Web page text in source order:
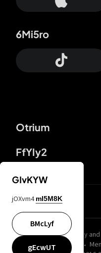
Otrium
FfYIy2
6Mi5ro
wZQPfd Privacy
nLC6tu
GIvKYW
jOXvm4 mI5M8K
BMcLyf
gEcwUT